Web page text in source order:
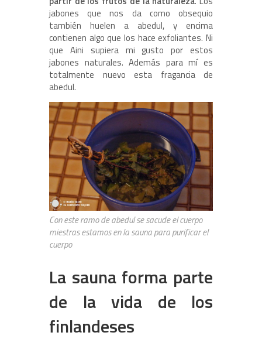
jabones que nos da como obsequio
también huelen a abedul, y encima
contienen algo que los hace exfoliantes. Ni
que Aini supiera mi gusto por estos
jabones naturales. Además para mí es
totalmente nuevo esta fragancia de
abedul.
Con este ramo de abedul se sacude el cuerpo
miestras estamos en la sauna para purificar el
cuerpo
La sauna forma parte
de la vida de los
finlandeses